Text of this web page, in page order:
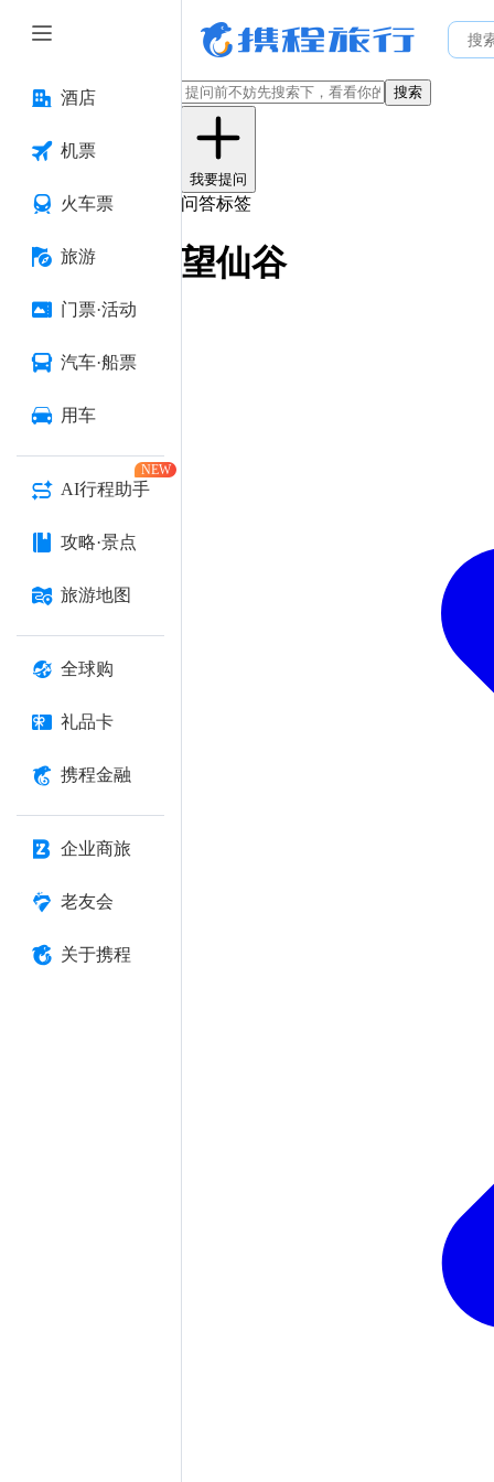
酒店
机票
火车票
旅游
门票·活动
汽车·船票
用车
AI行程助手
NEW
攻略·景点
旅游地图
全球购
礼品卡
携程金融
企业商旅
老友会
关于携程
搜索
我要提问
问答标签
望仙谷